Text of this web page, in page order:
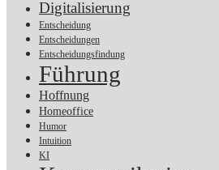
Digitalisierung
Entscheidung
Entscheidungen
Entscheidungsfindung
Führung
Hoffnung
Homeoffice
Humor
Intuition
KI